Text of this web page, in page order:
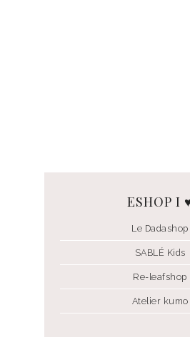
ESHOP I
Le Dadashop
SABLÉ Kids
Re-leafshop
Atelier kumo